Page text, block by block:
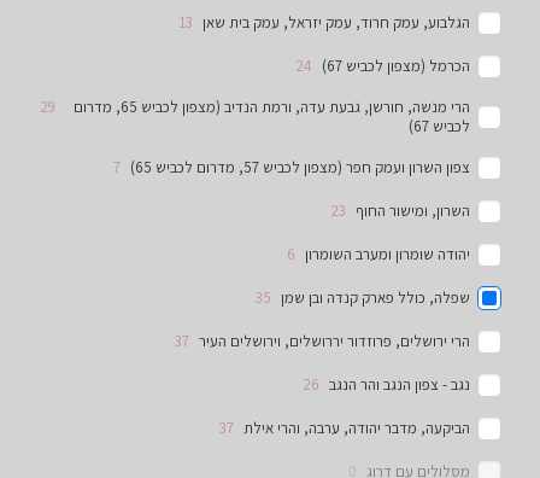
הגלבוע, עמק חרוד, עמק יזראל, עמק בית שאן 13
הכרמל (מצפון לכביש 67)
24
הרי מנשה, חורשן, גבעת עדה, ורמת הנדיב (מצפון לכביש 65, מדרום
לכביש 67)
29
צפון השרון ועמק חפר (מצפון לכביש 57, מדרום לכביש 65) 7
השרון, ומישור החוף 23
יהודה שומרון ומערב השומרון 6
שפלה, כולל פארק קנדה ובן שמן 35
הרי ירושלים, פרוזדור יררושלים, וירושלים העיר 37
נגב - צפון הנגב והר הנגב 26
הביקעה, מדבר יהודה, ערבה, והרי אילת 37
מסלולים עם דרוג 0